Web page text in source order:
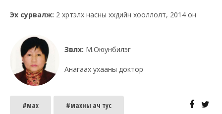
Эх сурвалж: 2 хүртэлх насны хүүхдийн хооллолт, 2014 он
Зөвлөх: М.Оюунбилэг
Анагаах ухааны доктор
#мах #махны ач тус